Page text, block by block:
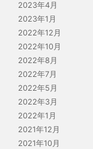
2023年4月
2023年1月
2022年12月
2022年10月
2022年8月
2022年7月
2022年5月
2022年3月
2022年1月
2021年12月
2021年10月